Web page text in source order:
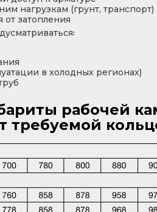
нагрузкам (грунт, транспорт)
затопления
в холодных регионах)
рабочей
требуемой